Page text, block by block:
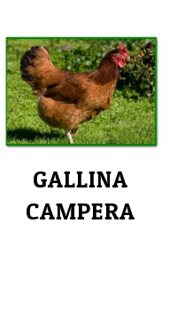
GALLINA
CAMPERA